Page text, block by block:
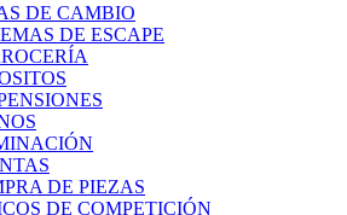
DE CAMBIO
DE ESCAPE
DE PIEZAS
DE COMPETICIÓN